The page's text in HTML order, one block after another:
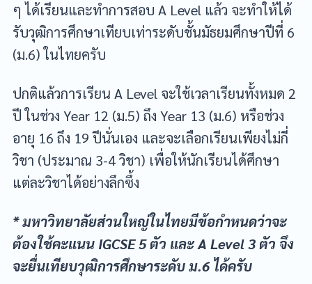
ๆ ได้เรียนและทำการสอบ A Level แล้ว จะทำให้ได้
รับวุฒิการศึกษาเทียบเท่าระดับชั้นมัธยมศึกษาปีที่ 6
(ม.6) ในไทยครับ
ปกติแล้วการเรียน A Level จะใช้เวลาเรียนทั้งหมด 2
ปี ในช่วง Year 12 (ม.5) ถึง Year 13 (ม.6) หรือช่วง
อายุ 16 ถึง 19 ปีนั่นเอง และจะเลือกเรียนเพียงไม่กี่
วิชา (ประมาณ 3-4 วิชา) เพื่อให้นักเรียนได้ศึกษา
แต่ละวิชาได้อย่างลึกซึ้ง
* มหาวิทยาลัยส่วนใหญ่ในไทยมีข้อกำหนดว่าจะ
ต้องใช้คะแนน IGCSE 5 ตัว และ A Level 3 ตัว จึง
จะยื่นเทียบวุฒิการศึกษาระดับ ม.6 ได้ครับ